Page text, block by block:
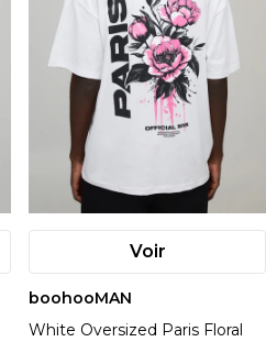
Voir
boohooMAN
White Oversized Paris Floral